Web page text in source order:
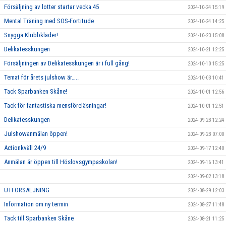
Försäljning av lotter startar vecka 45 2024-10-24 15:19
Mental Träning med SOS-Fortitude 2024-10-24 14:25
Snygga Klubbkläder! 2024-10-23 15:08
Delikatesskungen 2024-10-21 12:25
Försäljningen av Delikatesskungen är i full gång! 2024-10-10 15:25
Temat för årets julshow är….. 2024-10-03 10:41
Tack Sparbanken Skåne! 2024-10-01 12:56
Tack för fantastiska mensföreläsningar! 2024-10-01 12:51
Delikatesskungen 2024-09-23 12:24
Julshowanmälan öppen! 2024-09-23 07:00
Actionkväll 24/9 2024-09-17 12:40
Anmälan är öppen till Höslovsgympaskolan! 2024-09-16 13:41
2024-09-02 13:18
UTFÖRSÄLJNING 2024-08-29 12:03
Information om ny termin 2024-08-27 11:48
Tack till Sparbanken Skåne 2024-08-21 11:25